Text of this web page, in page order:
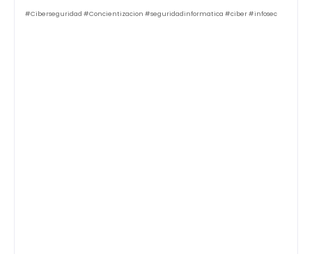
#Ciberseguridad #Concientizacion #seguridadinformatica #ciber #infosec